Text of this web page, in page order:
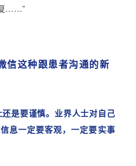
……”
信这种跟患者沟通的新
是要谨慎。 业界人士对自己
息一定要客观，一定要实事